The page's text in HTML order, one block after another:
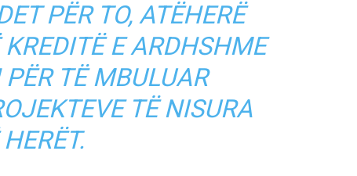
PËR TO, ATËHERË
E ARDHSHME
PËR TË MBULUAR
TË NISURA